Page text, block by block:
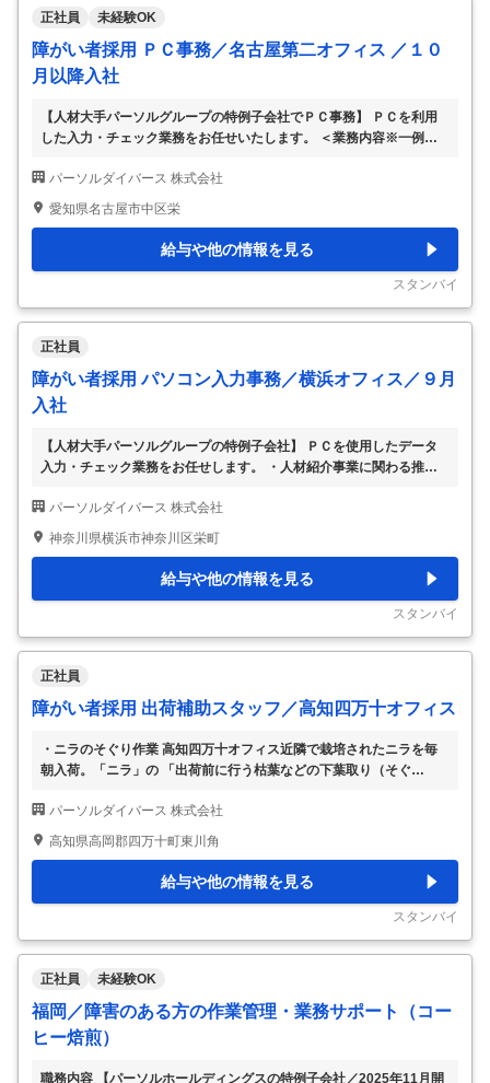
ます。このようなAI活用の…
正社員 未経験OK
障がい者採用 ＰＣ事務／名古屋第二オフィス ／１０
月以降入社
【人材大手パーソルグループの特例子会社でＰＣ事務】 ＰＣを利用
した入力・チェック業務をお任せいたします。 ＜業務内容※一例＞
Ｃ事務作業 ◆マニュアル完備、電話応対なし ◆未経験でも安心の研
修制度 ◆月１回上司との定期面談や外部支援者を交えての定着面談
パーソルダイバース 株式会社
愛知県名古屋市中区栄
給与や他の情報を見る
スタンバイ
正社員
障がい者採用 パソコン入力事務／横浜オフィス／９月
入社
【人材大手パーソルグループの特例子会社】 ＰＣを使用したデータ
入力・チェック業務をお任せします。 ・人材紹介事業に関わる推薦
業におけるメンバー間でのＷチェック など ＊紙を扱う手作業なし／
終日のＰＣ業務（システム操作） ＊業務マニュアル完備 ＊電話対応
パーソルダイバース 株式会社
神奈川県横浜市神奈川区栄町
給与や他の情報を見る
スタンバイ
正社員
障がい者採用 出荷補助スタッフ／高知四万十オフィス
・ニラのそぐり作業 高知四万十オフィス近隣で栽培されたニラを毎
朝入荷。「ニラ」の 「出荷前に行う枯葉などの下葉取り（そぐ
練習を通して作業を覚えていただきま す。 （変更の範囲：会社の定
める業務）…
パーソルダイバース 株式会社
高知県高岡郡四万十町東川角
給与や他の情報を見る
スタンバイ
正社員 未経験OK
福岡／障害のある方の作業管理・業務サポート（コー
ヒー焙煎）
職務内容 【パーソルホールディングスの特例子会社／2025年11月開